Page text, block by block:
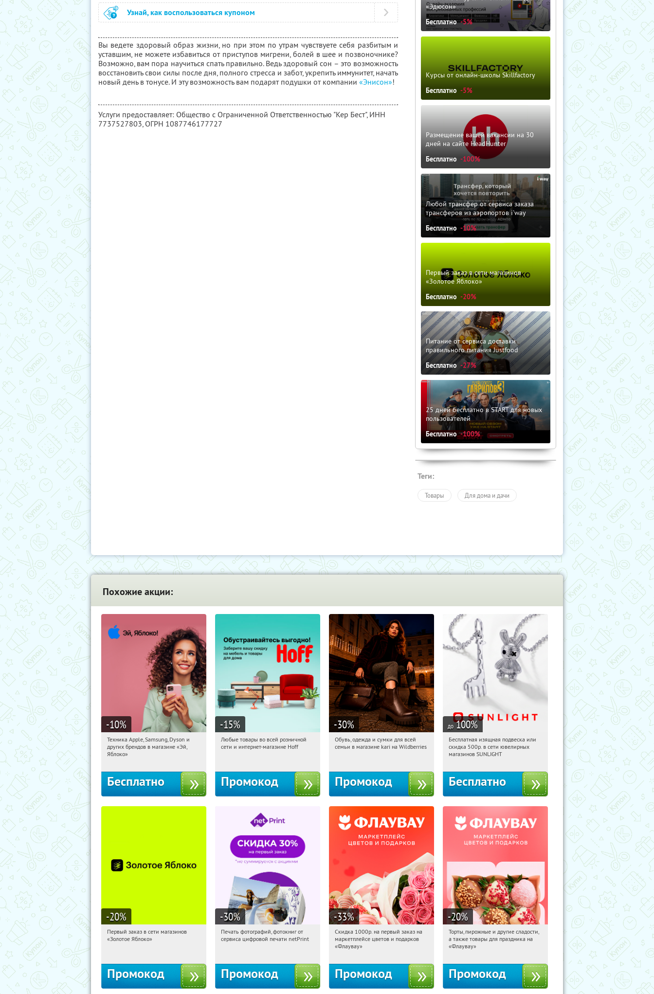
Узнай, как воспользоваться купоном
Вы ведете здоровый образ жизни, но при этом по утрам чувствуете себя разбитым и
уставшим, не можете избавиться от приступов мигрени, болей в шее и позвоночнике?
Возможно, вам пора научиться спать правильно. Ведь здоровый сон – это возможность
восстановить свои силы после дня, полного стресса и забот, укрепить иммунитет, начать
новый день в тонусе. И эту возможность вам подарят подушки от компании «Энисон»!
Услуги предоставляет: Общество с Ограниченной Ответственностью "Кер Бест", ИНН
7737527803, ОГРН 1087746177727
«Эдюсон»
Бесплатно -5%
Курсы от онлайн-школы Skillfactory
Бесплатно -5%
Размещение вашей вакансии на 30
дней на сайте HeadHunter
Бесплатно -100%
Любой трансфер от сервиса заказа
трансферов из аэропортов i'way
Бесплатно -10%
Первый заказ в сети магазинов
«Золотое Яблоко»
Бесплатно -20%
Питание от сервиса доставки
правильного питания Justfood
Бесплатно -27%
25 дней бесплатно в START для новых
пользователей
Бесплатно -100%
Теги:
Товары Для дома и дачи
Похожие акции:
-10%
18:56:13
Получи первым!
Багратионовская
Техника Apple, Samsung, Dyson и
других брендов в магазине «Эй,
Яблоко»
Бесплатно
-15%
18:56:13 Получили:
Любые товары во всей розничной
сети и интернет-магазине Hoff
Промокод
-30%
18:56:13 Получили:
Обувь, одежда и сумки для всей
семьи в магазине kari на Wildberries
Промокод
до 100%
18:56:13 Получили:
Россия
Бесплатная изящная подвеска или
скидка 500р. в сети ювелирных
магазинов SUNLIGHT
Бесплатно
-20%
18:56:13
Получи первым!
Первый заказ в сети магазинов
«Золотое Яблоко»
Промокод
-30%
18:56:13 Получили:
Печать фотографий, фотокниг от
сервиса цифровой печати netPrint
Промокод
-33%
18:56:13 Получили:
Россия
Скидка 1000р. на первый заказ на
маркетплейсе цветов и подарков
«Флаувау»
Промокод
-20%
18:56:13 Получили:
Россия
Торты, пирожные и другие сладости,
а также товары для праздника на
«Флаувау»
Промокод